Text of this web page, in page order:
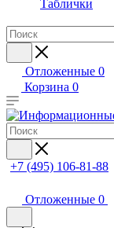
Таблички
Отложенные 0
Корзина 0
+7 (495) 106-81-88
Отложенные 0